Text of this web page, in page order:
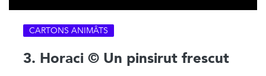
CARTONS ANIMÂTS
3. Horaci © Un pinsirut frescut